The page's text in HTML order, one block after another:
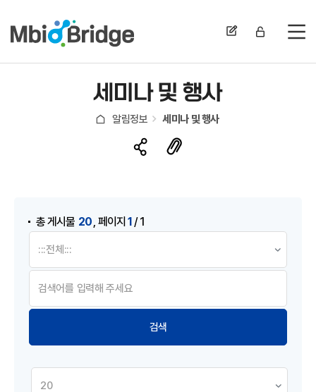
전
세미나 및 행사
알림정보 세미나 및 행사
총 게시물 20 ,페이지1/ 1